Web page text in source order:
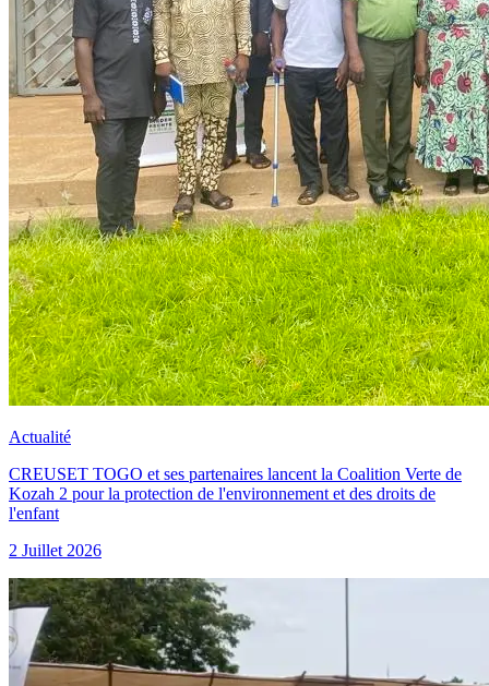
Actualité
CREUSET TOGO et ses partenaires lancent la Coalition Verte de
Kozah 2 pour la protection de l'environnement et des droits de
l'enfant
2 Juillet 2026